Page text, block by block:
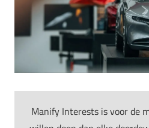
Manify Interests is voor de